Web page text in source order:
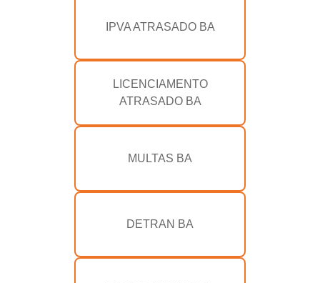
IPVA ATRASADO BA
LICENCIAMENTO
ATRASADO BA
MULTAS BA
DETRAN BA